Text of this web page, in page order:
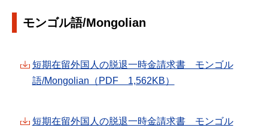
モンゴル語/Mongolian
短期在留外国人の脱退一時金請求書 モンゴル
語/Mongolian（PDF 1,562KB）
短期在留外国人の脱退一時金請求書 モンゴル